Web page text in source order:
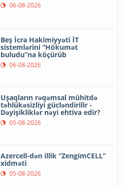
06-08-2026
Beş İcra Hakimiyyəti İT
sistemlərini “Hökumət
buludu”na köçürüb
06-08-2026
Uşaqların rəqəmsal mühitdə
təhlükəsizliyi gücləndirilir -
Dəyişikliklər nəyi ehtiva edir?
05-08-2026
Azercell-dən illik “ZengimCELL”
xidməti
05-08-2026